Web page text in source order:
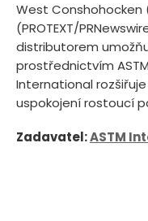
West Conshohocken
(PROTEXT/
distributorem
prostřednictvím
International
uspokojení rostoucí
Zadavatel:ASTM